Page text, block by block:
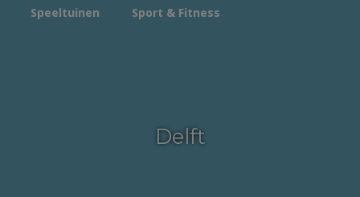
Speeltuinen
Sport & Fitness
Delft